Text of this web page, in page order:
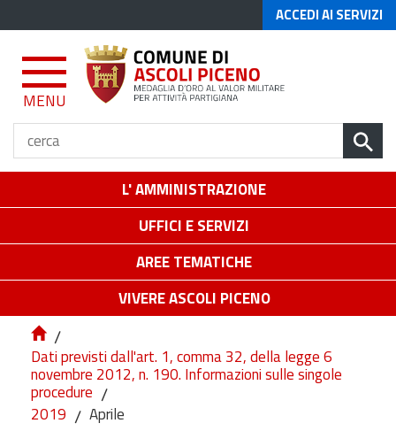
ACCEDI AI SERVIZI
MENU
L' AMMINISTRAZIONE
UFFICI E SERVIZI
AREE TEMATICHE
VIVERE ASCOLI PICENO
/
Dati previsti dall'art. 1, comma 32, della legge 6
novembre 2012, n. 190. Informazioni sulle singole
procedure /
2019 / Aprile